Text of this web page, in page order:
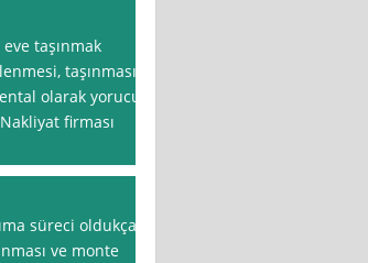
taşınmak
taşınması,
olarak yorucu
firması
süreci oldukça
ve monte